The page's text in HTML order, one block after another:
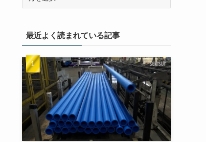
最近よく読まれている記事